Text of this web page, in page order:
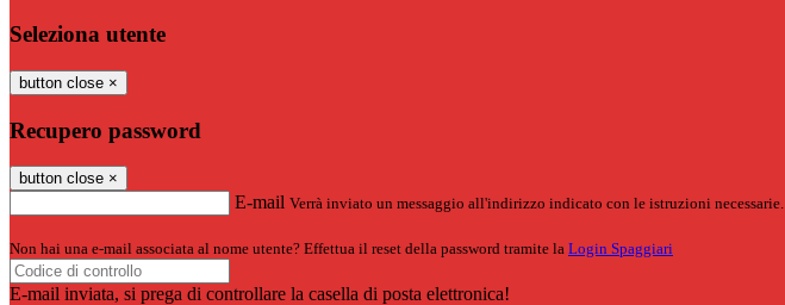
Seleziona utente
button close ×
Recupero password
button close ×
E-mail Verrà inviato un messaggio all'indirizzo indicato con le istruzioni necessarie.
Non hai una e-mail associata al nome utente? Effettua il reset della password tramite la Login Spaggiari
E-mail inviata, si prega di controllare la casella di posta elettronica!